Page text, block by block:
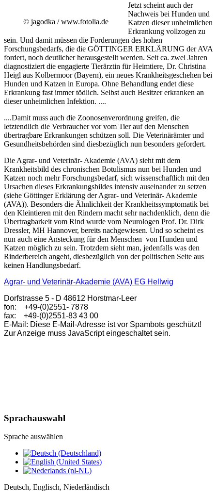
© jagodka / www.fotolia.de
Jetzt scheint auch der
Nachweis bei Hunden und
Katzen dieser unheimlichen
Erkrankung vollzogen zu
sein. Und damit müssen die Forderungen des hohen
Forschungsbedarfs, die die GÖTTINGER ERKLÄRUNG der AVA
fordert, noch deutlicher herausgestellt werden. Seit ca. zwei Jahren
diagnostiziert die engagierte Tierärztin für Heimtiere, Dr. Christina
Heigl aus Kolbermoor (Bayern), ein neues Krankheitsgeschehen bei
Hunden und Katzen in Europa. Ohne Behandlung endet diese
Erkrankung fast immer tödlich. Selbst auch Besitzer erkranken an
dieser unheimlichen Infektion. ....
....Damit muss auch die Zoonosenverordnung greifen, die
letztendlich die Verbraucher vor vom Tier auf den Menschen
übertragbare Erkrankungen schützen soll. Die Veterinärämter und
Gesundheitsbehörden sind diesbezüglich nun besonders gefordert.
Die Agrar- und Veterinär- Akademie (AVA) sieht mit dem
Krankheitsbild des chronischen Botulismus nun bei Hunden und
Katzen noch mehr Forschungsbedarf, sich wissenschaftlich mit den
Ursachen dieses Erkrankungsbildes intensiv auseinander zu setzen
(siehe Göttinger Erklärung der Agrar- und Veterinär- Akademie
(AVA)). Besonders die Ähnlichkeit der Krankheitssymptomatik bei
den Kleintieren mit den Rindern macht sehr nachdenklich, denn die
Übertragbarkeit vom Rind wurde vom Neurologen Prof. Dr. Dirk
Dressler, MH Hannover, bereits nachgewiesen. Und so scheint es
nun auch eine Ansteckung für den Menschen von Hunden und
Katzen möglich zu sein. Trotzdem sieht man, jedenfalls was den
Rinderbereich angeht, diesbezüglich von der politischen Seite aus
keinen Handlungsbedarf.
Agrar- und Veterinär-Akademie (AVA) EG Hellwig
Dorfstrasse 5 - D 48612 Horstmar-Leer
fon: +49-(0)2551- 7878
fax: +49-(0)2551-83 43 00
E-Mail: Diese E-Mail-Adresse ist vor Spambots geschützt!
Zur Anzeige muss JavaScript eingeschaltet sein.
Sprachauswahl
Sprache auswählen
Deutsch, Englisch, Niederländisch